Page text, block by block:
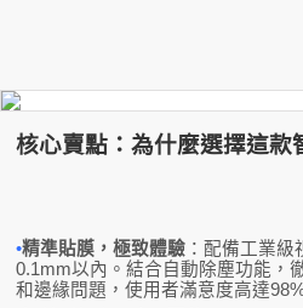
核心賣點：為什麼選擇這款
•精準貼膜，極致體驗 ：配備工業
0.1mm以內。結合自動除塵功能，
和邊緣問題，使用者滿意度高達98%